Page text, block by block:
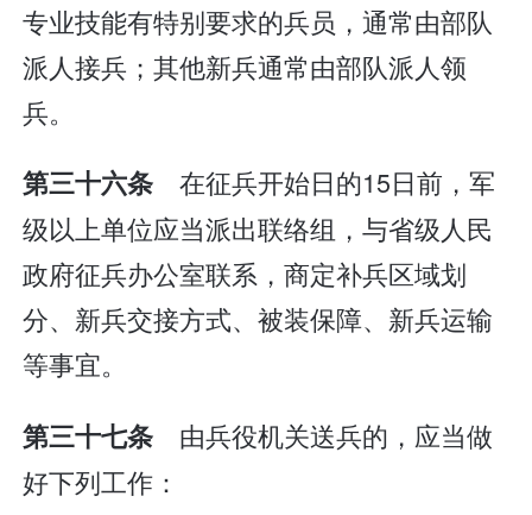
专业技能有特别要求的兵员，通常由部队
派人接兵；其他新兵通常由部队派人领
兵。
第三十六条 在征兵开始日的15日前，军
级以上单位应当派出联络组，与省级人民
政府征兵办公室联系，商定补兵区域划
分、新兵交接方式、被装保障、新兵运输
等事宜。
第三十七条 由兵役机关送兵的，应当做
好下列工作：